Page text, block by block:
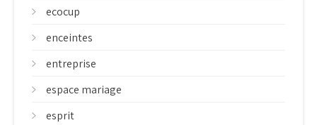
ecocup
enceintes
entreprise
espace mariage
esprit